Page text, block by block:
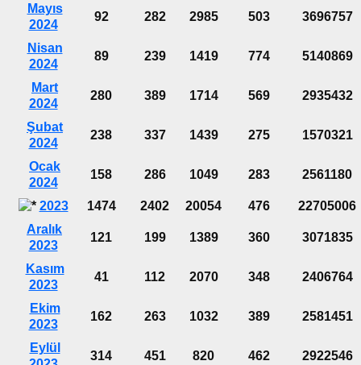
Mayıs
2024
92 282 2985 503 3696757
Nisan
2024
89 239 1419 774 5140869
Mart
2024
280 389 1714 569 2935432
Şubat
2024
238 337 1439 275 1570321
Ocak
2024
158 286 1049 283 2561180
2023 1474 2402 20054 476
22705006
Aralık
2023
121 199 1389 360 3071835
Kasım
2023
41 112 2070 348 2406764
Ekim
2023
162 263 1032 389 2581451
Eylül
314 451 820 462 2922546